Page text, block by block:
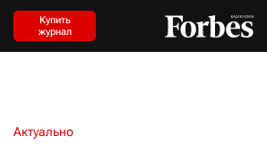
Купить
журнал
Актуально